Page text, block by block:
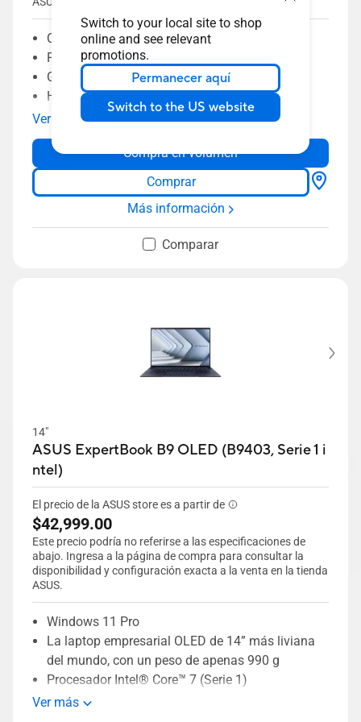
Switch to your local site to shop
online and see relevant
promotions.
Permanecer aquí
Switch to the US website
ChromeOS
Procesador de la serie N de Intel®
Gráficos Intel® UHD
Hasta 16 GB de memoria
128 GB de eMMC
Fiabilidad de grado militar
Protección antimicrobiana ASUS
Cámara trasera de 13MP
Ver más
Compra en volumen
Comprar
Más información
Comparar
14"
ASUS ExpertBook B9 OLED (B9403, Serie 1 i
ntel)
El precio de la ASUS store es a partir de
$42,999.00
Este precio podría no referirse a las especificaciones de
abajo. Ingresa a la página de compra para consultar la
disponibilidad y configuración exacta a la venta en la tienda
ASUS.
Windows 11 Pro
La laptop empresarial OLED de 14” más liviana
del mundo, con un peso de apenas 990 g
Procesador Intel® Core™ 7 (Serie 1)
Tecla Microsoft Copilot dedicada para una
Ver más